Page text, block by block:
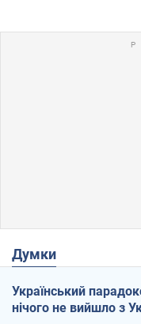
Думки
Український
нічого не вийшло з